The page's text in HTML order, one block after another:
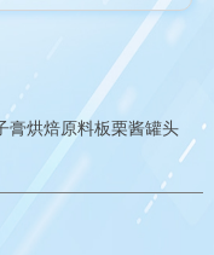
膏烘焙原料板栗酱罐头